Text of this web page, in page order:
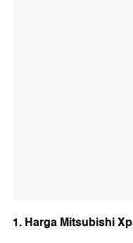
1. Harga Mitsubishi